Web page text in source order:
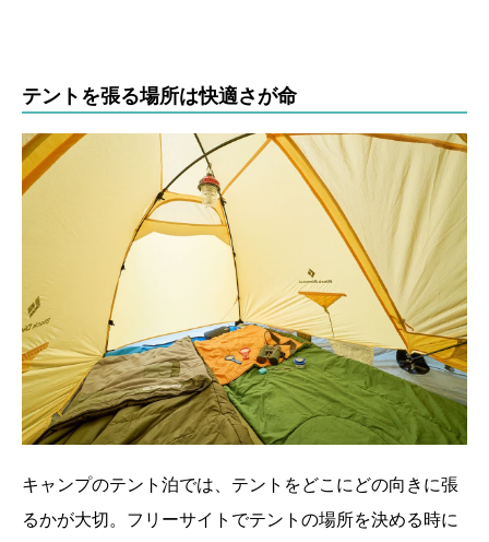
テントを張る場所は快適さが命
キャンプのテント泊では、テントをどこにどの向きに張
るかが大切。フリーサイトでテントの場所を決める時に